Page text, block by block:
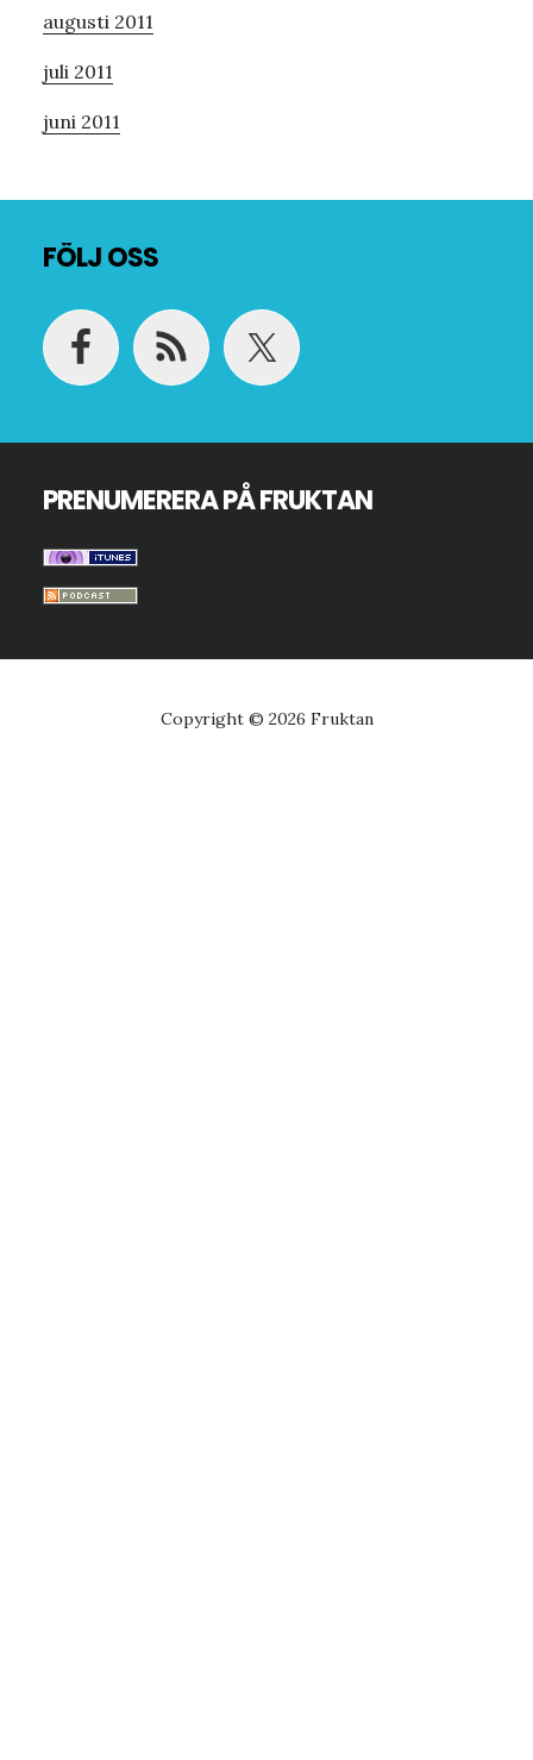
augusti 2011
juli 2011
juni 2011
FÖLJ OSS
PRENUMERERA PÅ FRUKTAN
Copyright © 2026 Fruktan